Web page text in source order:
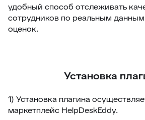
59Горячие клавиши
60Клонирование дополнительных
Чек-листы
Интеграция с CloudPayments
удобный способ отслеживать
сотрудников по реальным
оценок.
Установка
1) Установка плагина
маркетплейс HelpDeskEddy.